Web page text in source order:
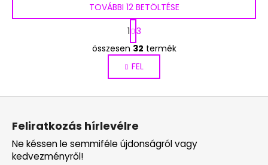
L
i
s
t
a
r
á
n
TOVÁBBI 12 BETÖLTÉSE
L
a
p
o
z
á
1 3
összesen 32 termék
FEL
L
Feliratkozás hírlevélre
Ne késsen le semmiféle újdonságról vagy
kedvezményről!